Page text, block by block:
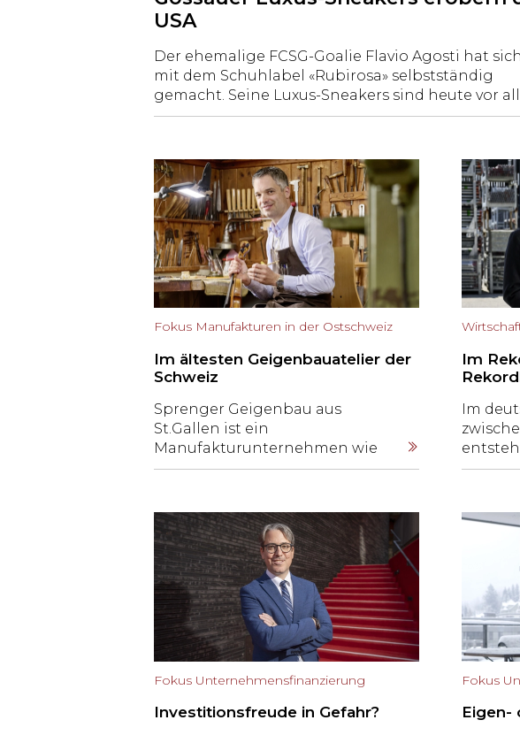
USA
Der ehemalige FCSG-Goalie Flavio Agosti hat sich
mit dem Schuhlabel «Rubirosa» selbstständig
gemacht. Seine Luxus-Sneakers sind heute vor
in den USA ein Renner. Neu erhält das
Forster-Rohner-Gruppe.
Fokus Manufakturen in der Ostschweiz
Im ältesten Geigenbauatelier der
Schweiz
Sprenger Geigenbau aus
St.Gallen ist ein
Manufakturunternehmen wie
aus dem Bilderbuch. Raffael
von seinen Vorfahren
abgeschaut hat, wieso eine
weisse Geige nicht gut klingt
und was es mit der St.Galler
Stradivari-Sammlung auf sich hat.
Im
Im
CEO
Fokus Unternehmensfinanzierung
Investitionsfreude in Gefahr?
Fokus
Eigen-